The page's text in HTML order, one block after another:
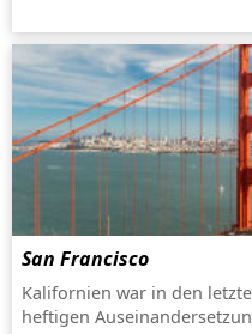
San Francisco
Kalifornien war in den
heftigen